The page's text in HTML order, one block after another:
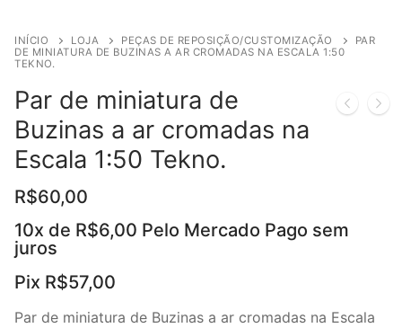
INÍCIO LOJA PEÇAS DE REPOSIÇÃO/CUSTOMIZAÇÃO
PAR
DE MINIATURA DE BUZINAS A AR CROMADAS NA ESCALA 1:50
TEKNO.
Par de miniatura de
Buzinas a ar cromadas na
Escala 1:50 Tekno.
R$60,00
10x de R$6,00 Pelo Mercado Pago sem
juros
Pix R$57,00
Par de miniatura de Buzinas a ar cromadas na Escala